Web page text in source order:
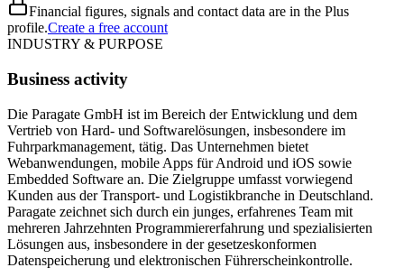
Financial figures, signals and contact data are in the Plus
profile.Create a free account
INDUSTRY & PURPOSE
Business activity
Die Paragate GmbH ist im Bereich der Entwicklung und dem
Vertrieb von Hard- und Softwarelösungen, insbesondere im
Fuhrparkmanagement, tätig. Das Unternehmen bietet
Webanwendungen, mobile Apps für Android und iOS sowie
Embedded Software an. Die Zielgruppe umfasst vorwiegend
Kunden aus der Transport- und Logistikbranche in Deutschland.
Paragate zeichnet sich durch ein junges, erfahrenes Team mit
mehreren Jahrzehnten Programmiererfahrung und spezialisierten
Lösungen aus, insbesondere in der gesetzeskonformen
Datenspeicherung und elektronischen Führerscheinkontrolle.